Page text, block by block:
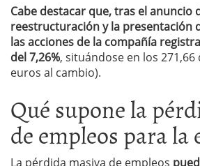
Cabe destacar que, tras el anuncio
reestructuración y la presentación
las acciones de la compañía
del 7,26%, situándose en los 271,66
euros al cambio).
Qué supone la
de empleos para la
La pérdida masiva de empleos